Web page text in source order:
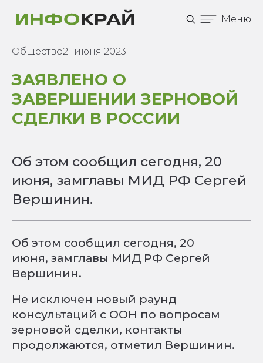
Меню
Общество21 июня 2023
ЗАЯВЛЕНО О
ЗАВЕРШЕНИИ ЗЕРНОВОЙ
СДЕЛКИ В РОССИИ
Об этом сообщил сегодня, 20
июня, замглавы МИД РФ Сергей
Вершинин.
Об этом сообщил сегодня, 20
июня, замглавы МИД РФ Сергей
Вершинин.
Не исключен новый раунд
консультаций с ООН по вопросам
зерновой сделки, контакты
продолжаются, отметил Вершинин.